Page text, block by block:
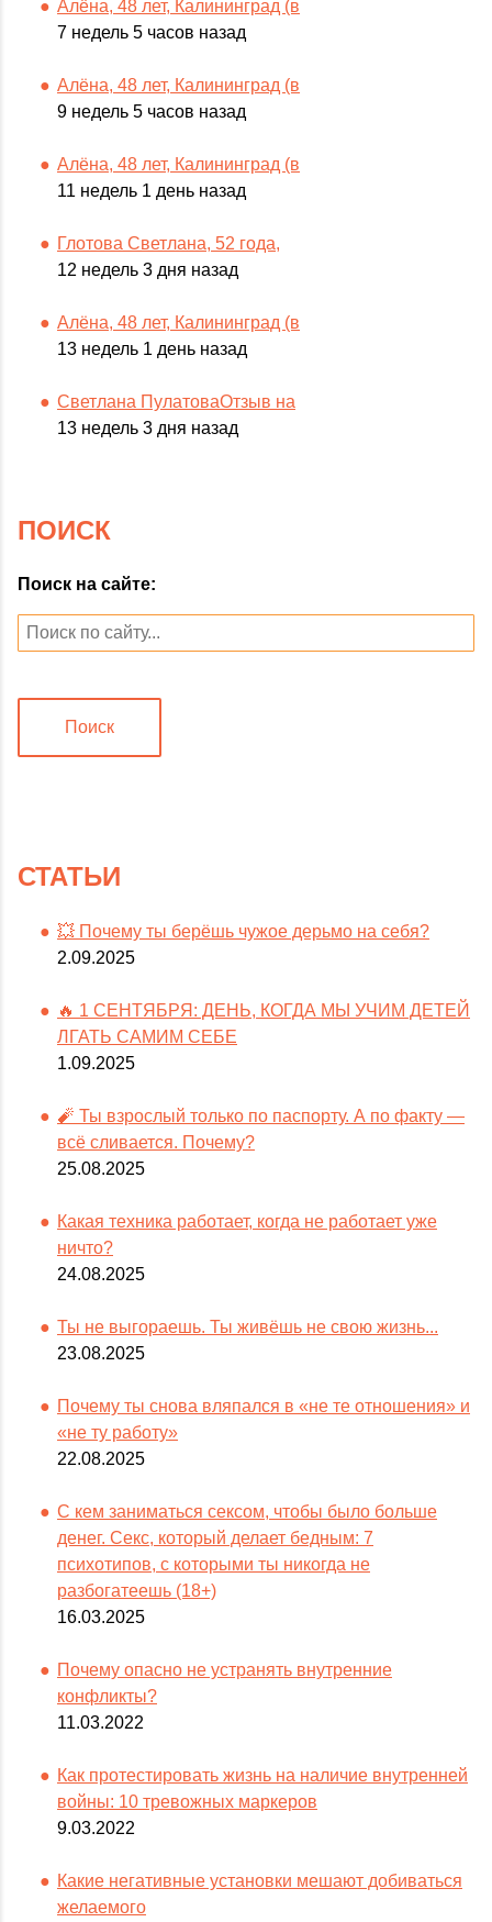
Алёна, 48 лет, Калининград (в
7 недель 5 часов назад
Алёна, 48 лет, Калининград (в
9 недель 5 часов назад
Алёна, 48 лет, Калининград (в
11 недель 1 день назад
Глотова Светлана, 52 года,
12 недель 3 дня назад
Алёна, 48 лет, Калининград (в
13 недель 1 день назад
Светлана ПулатоваОтзыв на
13 недель 3 дня назад
ПОИСК
Поиск на сайте:
Поиск
СТАТЬИ
💥 Почему ты берёшь чужое дерьмо на себя?
2.09.2025
🔥 1 СЕНТЯБРЯ: ДЕНЬ, КОГДА МЫ УЧИМ ДЕТЕЙ
ЛГАТЬ САМИМ СЕБЕ
1.09.2025
🧨 Ты взрослый только по паспорту. А по факту —
всё сливается. Почему?
25.08.2025
Какая техника работает, когда не работает уже
ничто?
24.08.2025
Ты не выгораешь. Ты живёшь не свою жизнь...
23.08.2025
Почему ты снова вляпался в «не те отношения» и
«не ту работу»
22.08.2025
С кем заниматься сексом, чтобы было больше
денег. Секс, который делает бедным: 7
психотипов, с которыми ты никогда не
разбогатеешь (18+)
16.03.2025
Почему опасно не устранять внутренние
конфликты?
11.03.2022
Как протестировать жизнь на наличие внутренней
войны: 10 тревожных маркеров
9.03.2022
Какие негативные установки мешают добиваться
желаемого